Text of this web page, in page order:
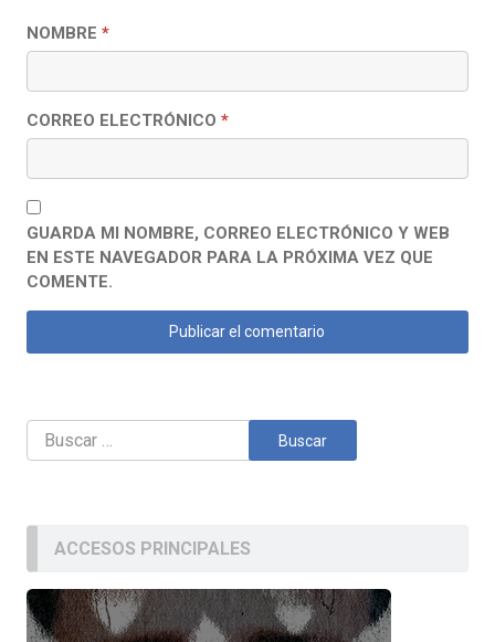
NOMBRE *
CORREO ELECTRÓNICO *
GUARDA MI NOMBRE, CORREO ELECTRÓNICO Y WEB
EN ESTE NAVEGADOR PARA LA PRÓXIMA VEZ QUE
COMENTE.
Buscar:
ACCESOS PRINCIPALES